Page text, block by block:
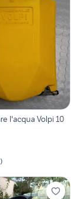
l'acqua Volpi 10
)